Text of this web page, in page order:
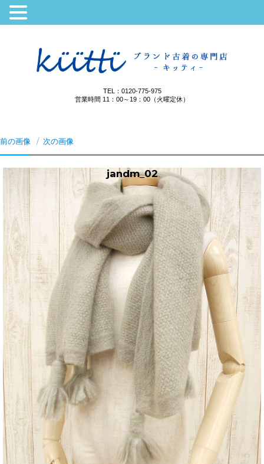
TEL：0120-775-975
営業時間 11：00～19：00（火曜定休）
前の画像 次の画像
jandm_02